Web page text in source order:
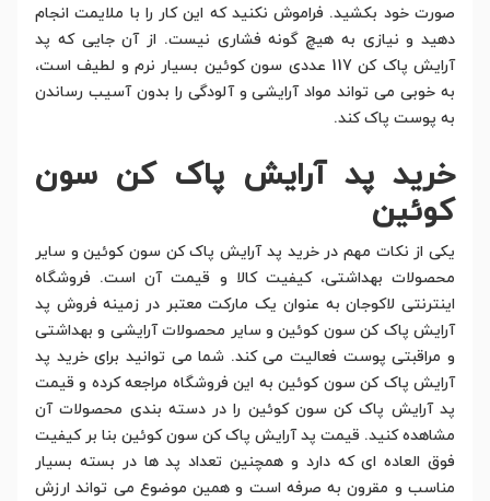
صورت خود بکشید. فراموش نکنید که این کار را با ملایمت انجام
دهید و نیازی به هیچ گونه فشاری نیست. از آن جایی که پد
آرایش پاک کن 117 عددی سون کوئین بسیار نرم و لطیف است،
به خوبی می تواند مواد آرایشی و آلودگی را بدون آسیب رساندن
به پوست پاک کند.
خرید پد آرایش پاک کن سون
کوئین
یکی از نکات مهم در خرید پد آرایش پاک کن سون کوئین و سایر
محصولات بهداشتی، کیفیت کالا و قیمت آن است. فروشگاه
اینترنتی لاکوجان به عنوان یک مارکت معتبر در زمینه فروش پد
آرایش پاک کن سون کوئین و سایر محصولات آرایشی و بهداشتی
و مراقبتی پوست فعالیت می کند. شما می توانید برای خرید پد
آرایش پاک کن سون کوئین به این فروشگاه مراجعه کرده و قیمت
پد آرایش پاک کن سون کوئین را در دسته بندی محصولات آن
مشاهده کنید. قیمت پد آرایش پاک کن سون کوئین بنا بر کیفیت
فوق العاده ای که دارد و همچنین تعداد پد ها در بسته بسیار
مناسب و مقرون به صرفه است و همین موضوع می تواند ارزش